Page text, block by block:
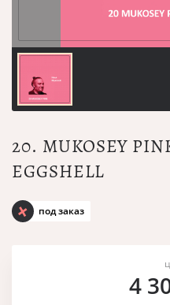
20. MUKOSEY
EGGSHELL
под заказ
4